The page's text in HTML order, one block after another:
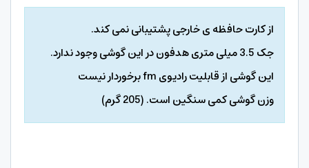
از کارت حافظه ‌ی خارجی پشتیبانی نمی کند.
جک 3.5 میلی‌ متری هدفون در این گوشی وجود ندارد.
این گوشی از قابلیت رادیوی fm برخوردار نیست
وزن گوشی کمی سنگین است. (205 گرم)